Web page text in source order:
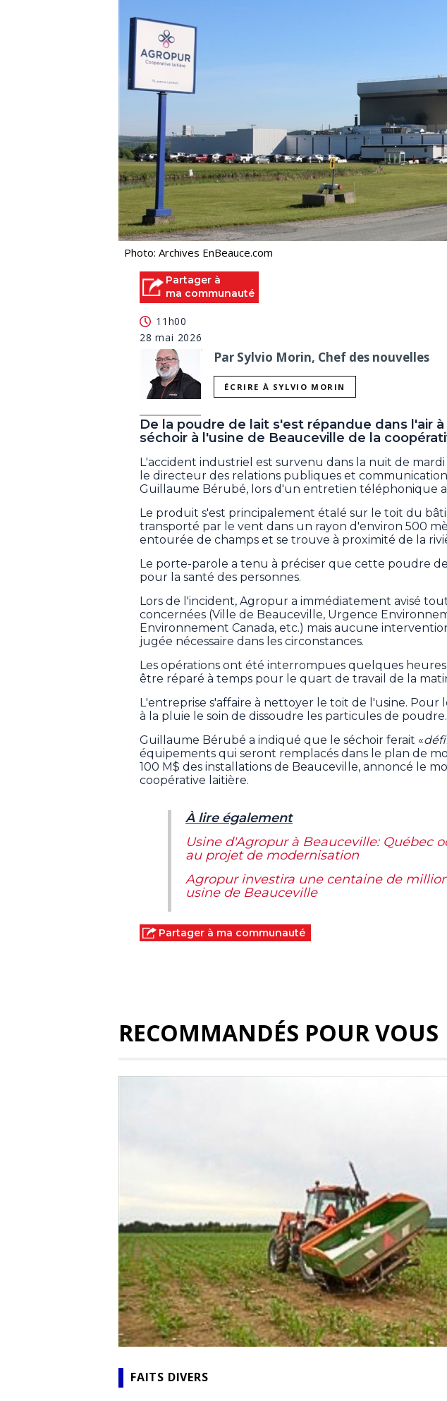
Photo: Archives EnBeauce.com
Partager à
ma communauté
11h00
28 mai 2026
Par Sylvio Morin, Chef des nouvelles
ÉCRIRE À SYLVIO MORIN
De la poudre de lait s'est répandue dans l'air
séchoir à l'usine de Beauceville de la
L'accident industriel est survenu dans la nuit de
le directeur des relations publiques et
Guillaume Bérubé, lors d'un entretien téléphonique
Le produit s'est principalement étalé sur le toit du
transporté par le vent dans un rayon d'environ 500
entourée de champs et se trouve à proximité de la
Le porte-parole a tenu à préciser que cette poudre
pour la santé des personnes.
Lors de l'incident, Agropur a immédiatement avisé
concernées (Ville de Beauceville, Urgence
Environnement Canada, etc.) mais aucune
jugée nécessaire dans les circonstances.
Les opérations ont été interrompues quelques
être réparé à temps pour le quart de travail de la
L'entreprise s'affaire à nettoyer le toit de l'usine. Pour
à la pluie le soin de dissoudre les particules de poudre.
Guillaume Bérubé a indiqué que le séchoir ferait «
équipements qui seront remplacés dans le plan de
100 M$ des installations de Beauceville, annoncé le
coopérative laitière.
À lire également
Usine d'Agropur à Beauceville: Québec
au projet de modernisation
Agropur investira une centaine de
usine de Beauceville
Partager à ma communauté
RECOMMANDÉS POUR VOUS
FAITS DIVERS